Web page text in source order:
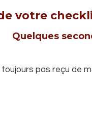
votre
Quelques
toujours pas reçu de